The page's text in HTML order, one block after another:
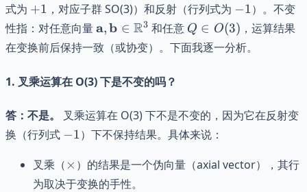
Q =
式为 +1
+1 ，对应子群 SO(3)）和反射（行列式为 -1
−1）。不变
性指：对任意向量 \mathbf{a},
\mathbf{b}
\in
\mathbb{R}^3
a,b ∈ R3 和任意 Q
\in
O(3)
Q ∈ O(3) ，运算结果
在变换前后保持一致（或协变）。下面我逐一分析。
1. 叉乘运算在 O(3) 下是不变的吗？
答：不是。
叉乘运算在 O(3) 下不是不变的，因为它在反射变
换（行列式 -1
−1）下不保持结果。具体来说：
叉乘（ \times
× ）的结果是一个伪向量（axial vector），其行
为取决于变换的手性。